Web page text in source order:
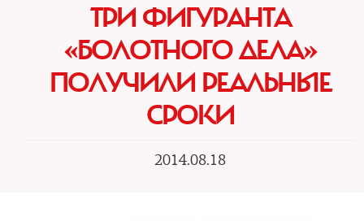
ТРИ ФИГУРАНТА
«БОЛОТНОГО ДЕЛА»
ПОЛУЧИЛИ РЕАЛЬНЫЕ
СРОКИ
2014.08.18